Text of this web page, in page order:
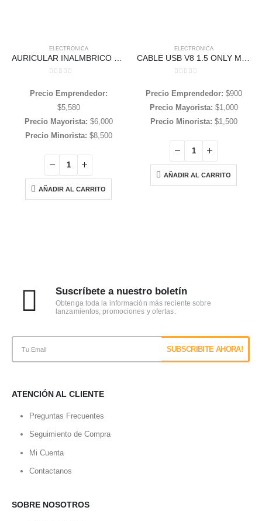
ELECTRONICA
Precio Emprendedor:
$5,580
Precio Mayorista: $6,000
Precio Minorista: $8,500
AÑADIR AL CARRITO
ELECTRONICA
Precio Emprendedor: $900
Precio Mayorista: $1,000
Precio Minorista: $1,500
AÑADIR AL CARRITO
Suscríbete a nuestro boletín
Obtenga toda la información más reciente sobre
lanzamientos, promociones y ofertas.
ATENCIÓN AL CLIENTE
Preguntas Frecuentes
Seguimiento de Compra
Mi Cuenta
Contactanos
SOBRE NOSOTROS